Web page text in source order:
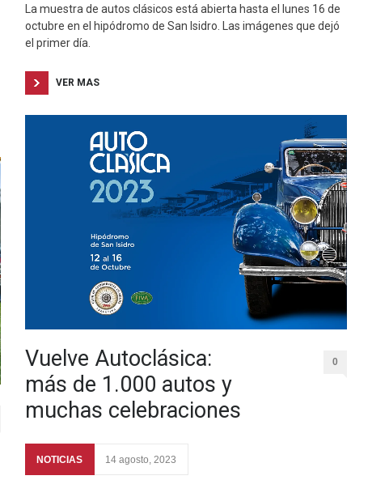
La muestra de autos clásicos está abierta hasta el lunes 16 de
octubre en el hipódromo de San Isidro. Las imágenes que dejó
el primer día.
VER MAS
Vuelve Autoclásica:
más de 1.000 autos y
muchas celebraciones
0
NOTICIAS 14 agosto, 2023